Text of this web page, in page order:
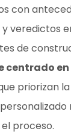
con
veredictos
de
centrado
priorizan
proceso.